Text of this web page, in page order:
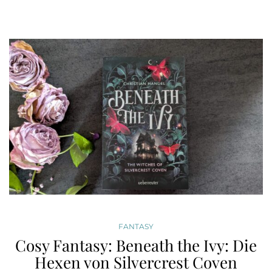
FANTASY
Cosy Fantasy: Beneath the Ivy: Die
Hexen von Silvercrest Coven